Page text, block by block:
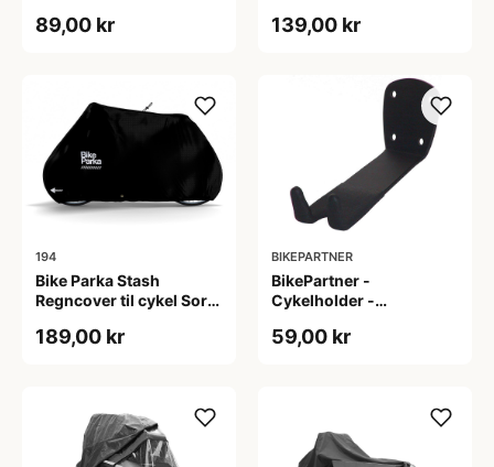
89,00 kr 139,00 kr
194
Bike Parka Stash
Regncover til cykel Sort
189,00 kr
BIKEPARTNER
BikePartner -
Cykelholder -
vægophæng - Sort
59,00 kr